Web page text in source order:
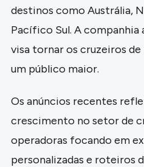
destinos como Austrália,
Pacífico Sul. A companhia
visa tornar os cruzeiros de
um público maior.
Os anúncios recentes
crescimento no setor de
operadoras focando em
personalizadas e roteiros